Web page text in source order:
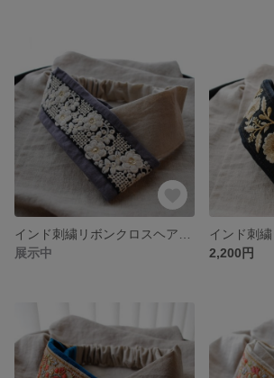
展示中
2,200円